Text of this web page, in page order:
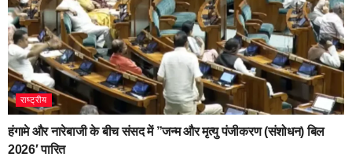
राष्ट्रीय
हंगामे और नारेबाजी के बीच संसद में ”जन्म और मृत्यु पंजीकरण (संशोधन) बिल
2026′ पारित